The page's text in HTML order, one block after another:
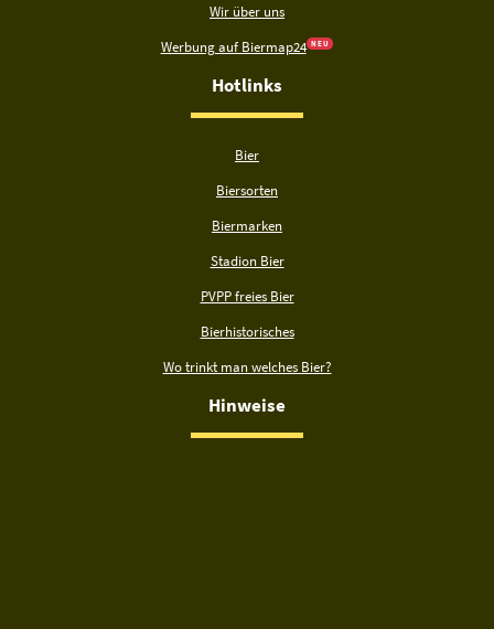
Wir über uns
Werbung auf Biermap24 N E U
Hotlinks
Bier
Biersorten
Biermarken
Stadion Bier
PVPP freies Bier
Bierhistorisches
Wo trinkt man welches Bier?
Hinweise